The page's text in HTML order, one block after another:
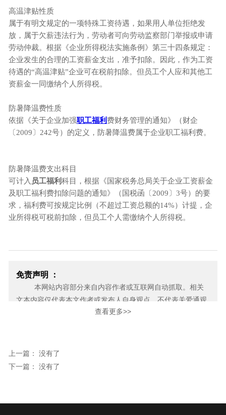
高温津贴性质
属于有明文规定的一项特殊工资待遇，如果用人单位拒绝发
放，属于欠薪违法行为，劳动者可向劳动监察部门举报或申请
劳动仲裁。根据《企业所得税法实施条例》第三十四条规定：
企业发生的合理的工资薪金支出，准予扣除。因此，作为工资
待遇的“高温津贴”企业可在税前扣除。但员工个人应和其他工
资薪金一同缴纳个人所得税。
防暑降温费性质
依据《关于企业加强职工福利 费财务管理的通知》（财企
〔2009〕242号）的定义，防暑降温费属于企业职工福利费。
防暑降温费支出科目
可计入 员工福利科目，根据《国家税务总局关于企业工资薪金
及职工福利费扣除问题的通知》（国税函〔2009〕3号）的要
求，福利费可按规定比例（不超过工资总额的14%）计提，企
业所得税可税前扣除，但员工个人需缴纳个人所得税。
免责声明 ：
本网站内容部分来自内容作者或互联网自动抓取。相关
文本内容仅代表本文作者或发布人自身观点，不代表关爱通观
点或立场。关爱通力求此信息所述内容及观点的客观公正，但
家浏览，或不应无偿使用，请及时用电子邮件或电话通知我
们，关爱通会及时采取合理措施，避免给双方造成不必要的经
查看更多>>
上一篇： 没有了
下一篇： 没有了